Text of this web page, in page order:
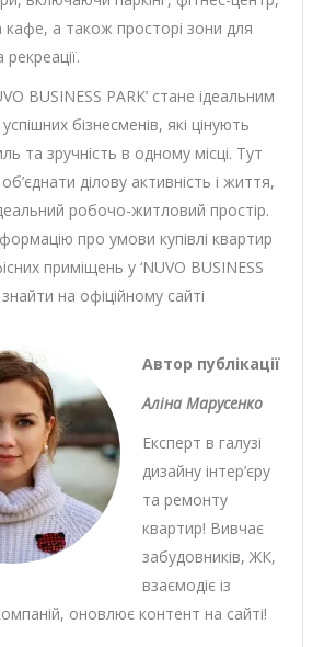
кафе, а також просторі зони для
BUSINESS PARK’ стане ідеальним
бізнесменів, які цінують
та зручність в одному місці. Тут
ділову активність і життя,
робочо-житловий простір.
про умови купівлі квартир
приміщень у ‘NUVO BUSINESS
на офіційному сайті
Автор публікації
Аліна Марусенко
Експерт в галузі
дизайну інтер’єру
та ремонту
квартир! Вивчає
забудовників, ЖК,
взаємодіє із
оновлює контент на сайті!